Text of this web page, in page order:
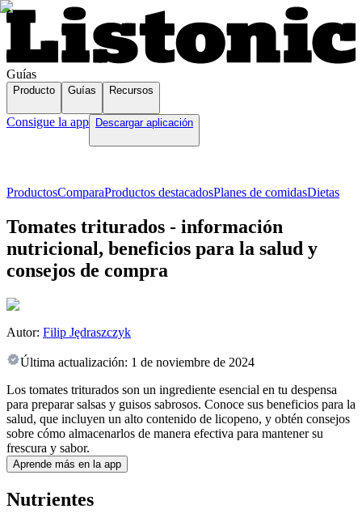
Guías
Producto Guías Recursos
Consigue la app Descargar aplicación
ProductosComparaProductos destacadosPlanes de comidasDietas
Tomates triturados - información
nutricional, beneficios para la salud y
consejos de compra
Autor: Filip Jędraszczyk
Última actualización: 1 de noviembre de 2024
Los tomates triturados son un ingrediente esencial en tu despensa
para preparar salsas y guisos sabrosos. Conoce sus beneficios para la
salud, que incluyen un alto contenido de licopeno, y obtén consejos
sobre cómo almacenarlos de manera efectiva para mantener su
frescura y sabor.
Aprende más en la app
Nutrientes